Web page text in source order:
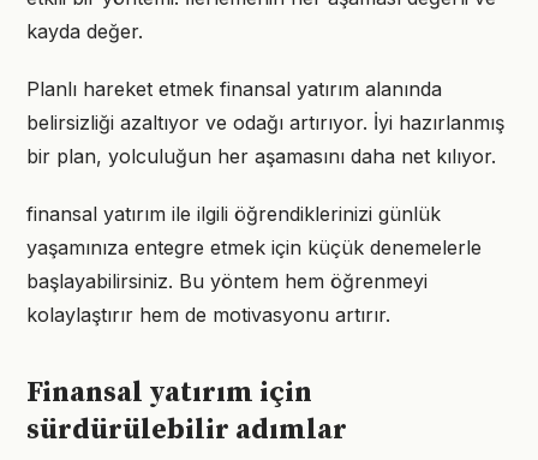
kayda değer.
Planlı hareket etmek finansal yatırım alanında
belirsizliği azaltıyor ve odağı artırıyor. İyi hazırlanmış
bir plan, yolculuğun her aşamasını daha net kılıyor.
finansal yatırım ile ilgili öğrendiklerinizi günlük
yaşamınıza entegre etmek için küçük denemelerle
başlayabilirsiniz. Bu yöntem hem öğrenmeyi
kolaylaştırır hem de motivasyonu artırır.
Finansal yatırım için
sürdürülebilir adımlar